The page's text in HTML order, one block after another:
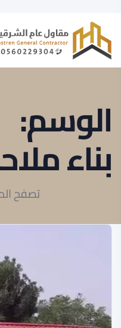
الوسم:
بناء
تصفح